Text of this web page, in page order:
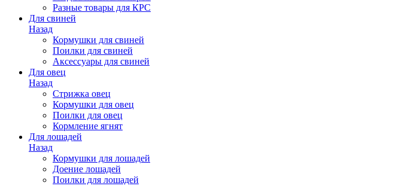
Разные товары для КРС
Для свиней
Назад
Кормушки для свиней
Поилки для свиней
Аксессуары для свиней
Для овец
Назад
Стрижка овец
Кормушки для овец
Поилки для овец
Кормление ягнят
Для лошадей
Назад
Кормушки для лошадей
Доение лошадей
Поилки для лошадей